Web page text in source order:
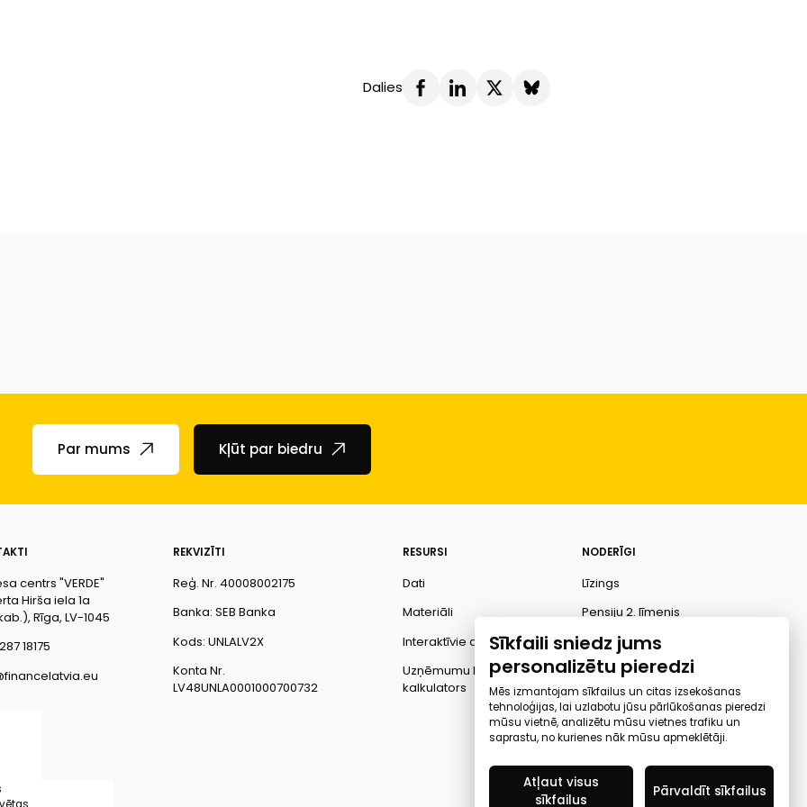
Dalies
Par mums Kļūt par biedru
centrs "VERDE"
Hirša iela 1a
Rīga, LV-1045
18175
REKVIZĪTI
Reģ. Nr. 40008002175
Banka: SEB Banka
Kods: UNLALV2X
Konta Nr.
LV48UNLA0001000700732
RESURSI
Dati
Materiāli
Interaktīvie dati
Uzņēmumu kredītspējas
kalkulators
NODERĪGI
Līzings
Pensiju 2. līmenis
Finanšu pratība
Ombuds
Sīkfaili sniedz jums
personalizētu pieredzi
Mēs izmantojam sīkfailus un citas izsekošanas
tehnoloģijas, lai uzlabotu jūsu pārlūkošanas pieredzi
mūsu vietnē, analizētu mūsu vietnes trafiku un
saprastu, no kurienes nāk mūsu apmeklētāji.
Atļaut visus
sīkfailus
Pārvaldīt sīkfailus